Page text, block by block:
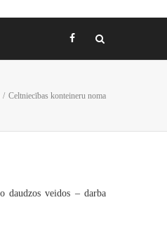
/ Celtniecības konteineru noma
daudzos veidos – darba